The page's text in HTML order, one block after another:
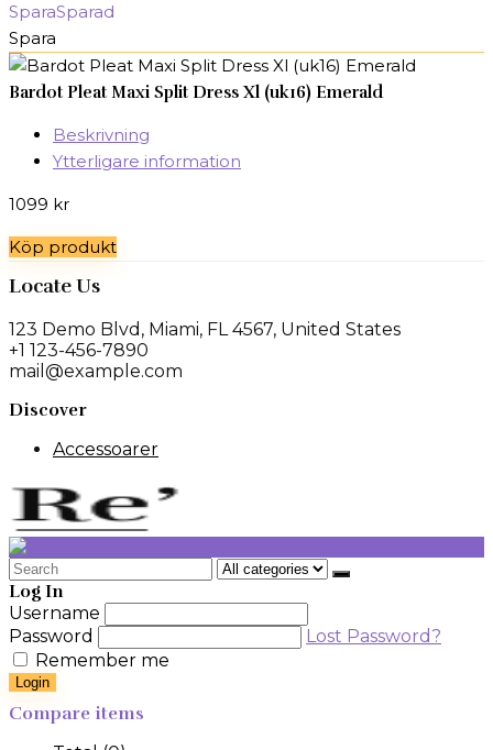
SparaSparad
Spara
Bardot Pleat Maxi Split Dress Xl (uk16) Emerald
Beskrivning
Ytterligare information
1099 kr
Köp produkt
Locate Us
123 Demo Blvd, Miami, FL 4567, United States
+1 123-456-7890
mail@example.com
Discover
Accessoarer
Search
for:
Log In
Username
Password
Lost Password?
Remember me
Login
Compare items